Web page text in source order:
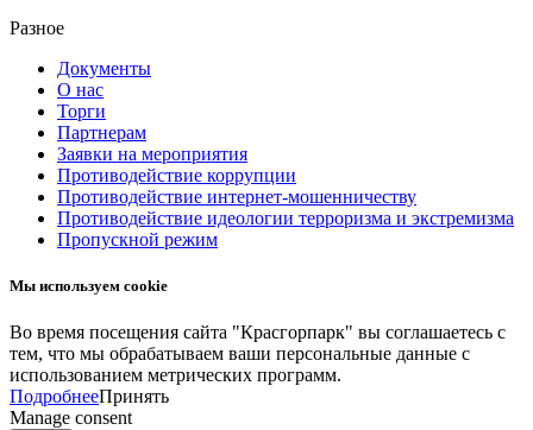
Разное
Документы
О нас
Торги
Партнерам
Заявки на мероприятия
Противодействие коррупции
Противодействие интернет-мошенничеству
Противодействие идеологии терроризма и экстремизма
Пропускной режим
Мы используем cookie
Во время посещения сайта "Красгорпарк" вы соглашаетесь с
тем, что мы обрабатываем ваши персональные данные с
использованием метрических программ.
ПодробнееПринять
Manage consent